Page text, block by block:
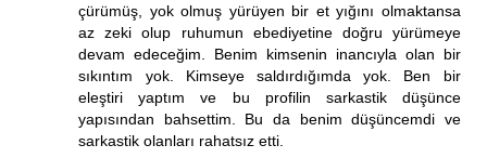
çürümüş, yok olmuş yürüyen bir et yığını olmaktansa
az zeki olup ruhumun ebediyetine doğru yürümeye
devam edeceğim. Benim kimsenin inancıyla olan bir
sıkıntım yok. Kimseye saldırdığımda yok. Ben bir
eleştiri yaptım ve bu profilin sarkastik düşünce
yapısından bahsettim. Bu da benim düşüncemdi ve
sarkastik olanları rahatsız etti.